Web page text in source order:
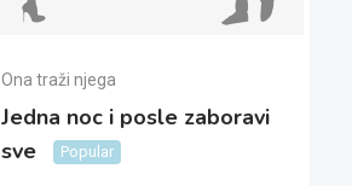
Ona traži njega
Jedna noc i posle zaboravi
sve
Popular